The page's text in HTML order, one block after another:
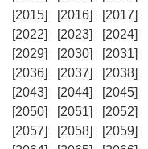
[2015]
[2016] [2017]
[2022]
[2023] [2024]
[2029]
[2030] [2031]
[2036]
[2037] [2038]
[2043]
[2044] [2045]
[2050]
[2051] [2052]
[2057]
[2058] [2059]